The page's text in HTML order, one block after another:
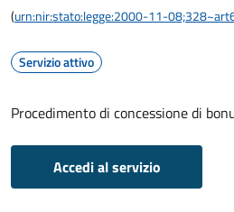
(urn:nir:stato:legge:2000-11-
Servizio attivo
Procedimento di concessione di
Accedi al servizio